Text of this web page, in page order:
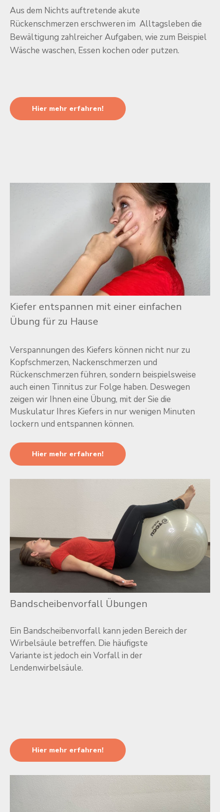
Aus dem Nichts auftretende akute
Rückenschmerzen erschweren im Alltagsleben die
Bewältigung zahlreicher Aufgaben, wie zum Beispiel
Wäsche waschen, Essen kochen oder putzen.
Hier mehr erfahren!
Kiefer entspannen mit einer einfachen
Übung für zu Hause
Verspannungen des Kiefers können nicht nur zu
Kopfschmerzen, Nackenschmerzen und
Rückenschmerzen führen, sondern beispielsweise
auch einen Tinnitus zur Folge haben. Deswegen
zeigen wir Ihnen eine Übung, mit der Sie die
Muskulatur Ihres Kiefers in nur wenigen Minuten
lockern und entspannen können.
Hier mehr erfahren!
Bandscheibenvorfall Übungen
Ein Bandscheibenvorfall kann jeden Bereich der
Wirbelsäule betreffen. Die häufigste
Variante ist jedoch ein Vorfall in der
Lendenwirbelsäule.
Hier mehr erfahren!